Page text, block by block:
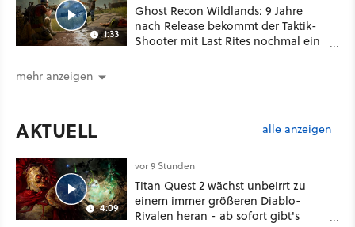
1:33
Ghost Recon Wildlands: 9 Jahre
nach Release bekommt der Taktik-
Shooter mit Last Rites nochmal ein
mehr anzeigen
AKTUELL alle anzeigen
4:09
vor 9 Stunden
Titan Quest 2 wächst unbeirrt zu
einem immer größeren Diablo-
Rivalen heran - ab sofort gibt's